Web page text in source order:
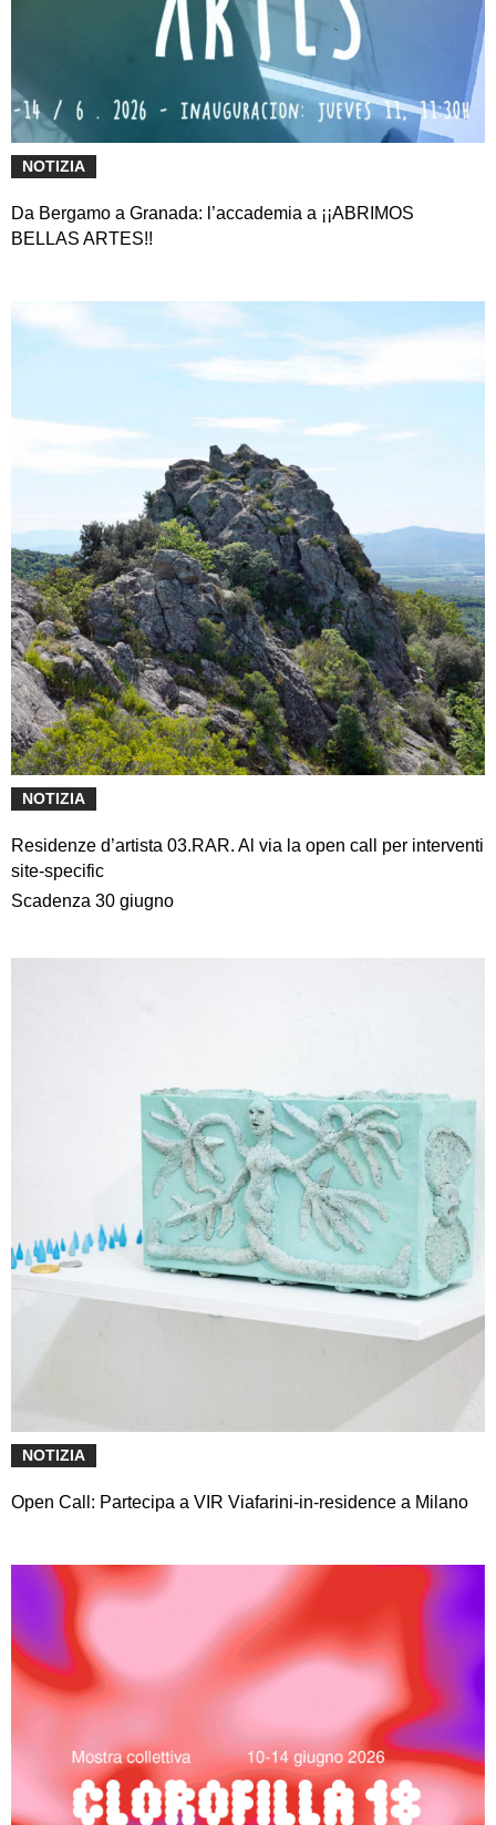
NOTIZIA
Da Bergamo a Granada: l’accademia a ¡¡ABRIMOS
BELLAS ARTES!!
NOTIZIA
Residenze d’artista 03.RAR. Al via la open call per interventi
site-specific
Scadenza 30 giugno
NOTIZIA
Open Call: Partecipa a VIR Viafarini-in-residence a Milano